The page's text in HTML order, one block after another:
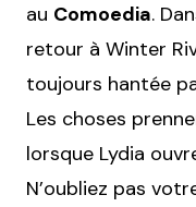
au Comoedia.
retour à Winter
toujours hantée
Les choses
lorsque Lydia
N’oubliez pas